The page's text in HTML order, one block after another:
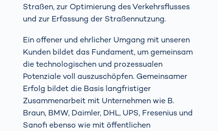
Straßen, zur Optimierung des Verkehrsflusses
und zur Erfassung der Straßennutzung.
Ein offener und ehrlicher Umgang mit unseren
Kunden bildet das Fundament, um gemeinsam
die technologischen und prozessualen
Potenziale voll auszuschöpfen. Gemeinsamer
Erfolg bildet die Basis langfristiger
Zusammenarbeit mit Unternehmen wie B.
Braun, BMW, Daimler, DHL, UPS, Fresenius und
Sanofi ebenso wie mit öffentlichen